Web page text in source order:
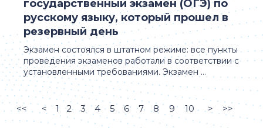
Экзамен состоялся в штатном режиме: все пункты
проведения экзаменов работали в соответствии с
установленными требованиями. Экзамен ...
государственный экзамен (ОГЭ) по
русскому языку, который прошел в
резервный день
<< < 1 2 3 4 5 6 7 8 9 10 > >>